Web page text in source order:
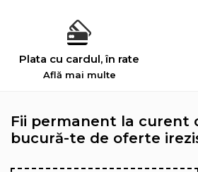
Plata cu cardul, în rate
Află mai multe
Fii permanent la curent
bucură-te de oferte